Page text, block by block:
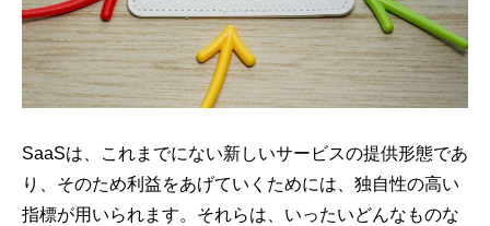
SaaSは、これまでにない新しいサービスの提供形態であ
り、そのため利益をあげていくためには、独自性の高い
指標が用いられます。それらは、いったいどんなものな